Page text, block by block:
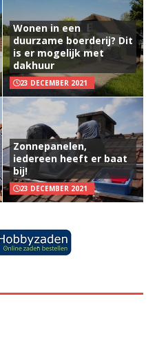
Wonen in een
duurzame boerderij? Dit
is er mogelijk met
dakhuur
23 DECEMBER 2021
Zonnepanelen,
iedereen heeft er baat
bij!
23 DECEMBER 2021